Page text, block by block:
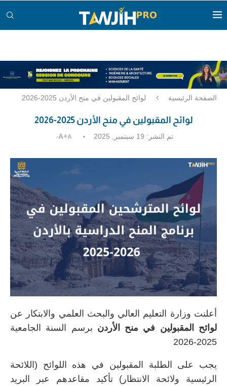
الصفحة الرئيسية لوائح المقبولين في منح الأردن 2025-2026
لوائح المقبولين في منح الأردن 2025-2026
تم النشر: A+A-
أعلنت وزارة التعليم العالي والبحث العلمي والابتكار عن
لوائح المقبولين في منح الأردن برسم السنة الجامعية
2025-2026
يجب على الطلبة المقبولين في هذه اللوائح (اللائحة
الرئيسية ولائحة الانتظار) تأكيد مقاعدهم عبر البريد